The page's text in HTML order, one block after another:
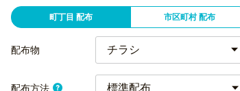
グ
ラ
町丁目 配布 市区町村 配布
配布物
配布方法 標準配布